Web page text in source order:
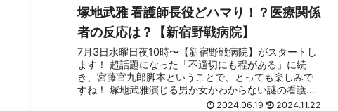
塚地武雅 看護師長役どハマり！？医療関係
者の反応は？【新宿野戦病院】
7月3日水曜日夜10時〜【新宿野戦病院】がスタートし
ます！ 超話題になった「不適切にも程がある」に続
き、宮藤官九郎脚本ということで、とっても楽しみで
すね！ 塚地武雅演じる男か女かわからない謎の看護師
長がどハマりすぎ！とネット上で話題です！ ...
2024.06.19 2024.11.22